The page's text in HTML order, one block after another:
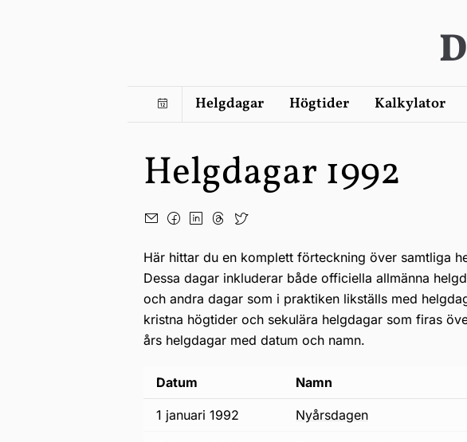
Helgdagar Högtider Kalkylator
Helgdagar 1992
Här hittar du en komplett förteckning över samtliga
Dessa dagar inkluderar både officiella allmänna
och andra dagar som i praktiken likställs med
kristna högtider och sekulära helgdagar som firas
års helgdagar med datum och namn.
Datum Namn
1 januari 1992 nyårsdagen